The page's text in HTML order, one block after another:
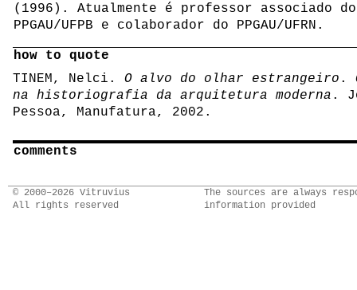
(1996). Atualmente é professor associado do
PPGAU/UFPB e colaborador do PPGAU/UFRN.
how to quote
TINEM, Nelci. O alvo do olhar estrangeiro .
na historiografia da arquitetura moderna .
Pessoa, Manufatura, 2002.
comments
© 2000–2026 Vitruvius
All rights reserved
The sources are always
information provided